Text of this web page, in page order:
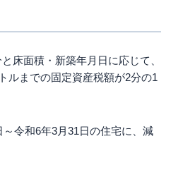
床面積・新築年月日に応じて、
ルまでの固定資産税額が2分の1
令和6年3月31日の住宅に、減